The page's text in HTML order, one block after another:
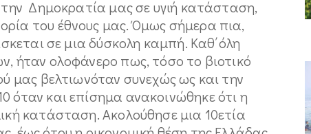
Δημοκρατία μας σε υγιή κατάσταση,
του έθνους μας. Όμως σήμερα πια,
σε μια δύσκολη καμπή. Καθ΄όλη
ήταν ολοφάνερο πως, τόσο το βιοτικό
μας βελτιωνόταν συνεχώς ως και την
όταν και επίσημα ανακοινώθηκε ότι η
κατάσταση. Ακολούθησε μια 10ετία